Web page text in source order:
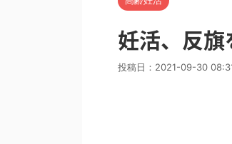
妊活、反
投稿日： 2021-09-30